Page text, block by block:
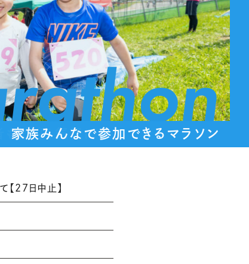
家族みんなで参加できるマラソン
【27日中止】